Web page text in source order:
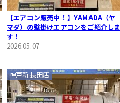
【エアコン販売中！】YAMADA（ヤ
マダ）の壁掛けエアコンをご紹介しま
す！
2026.05.07
神戸新長田店